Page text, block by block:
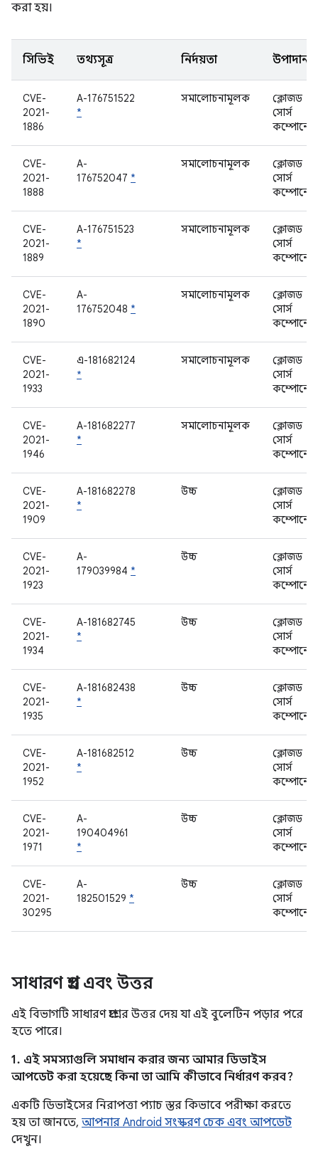
করা হয়।
সিভিই তথ্যসূত্র নির্দয়তা উপাদান
CVE-
2021-
1886
A-176751522
*
সমালোচনামূলক
ক্লোজড
সোর্স
CVE-
2021-
1888
A-
176752047 *
সমালোচনামূলক
ক্লোজড
সোর্স
CVE-
2021-
1889
A-176751523
*
সমালোচনামূলক
ক্লোজড
সোর্স
CVE-
2021-
1890
A-
176752048 *
সমালোচনামূলক
ক্লোজড
সোর্স
CVE-
2021-
1933
এ-181682124
*
সমালোচনামূলক
ক্লোজড
সোর্স
CVE-
2021-
1946
A-181682277
*
সমালোচনামূলক
ক্লোজড
সোর্স
CVE-
2021-
1909
A-181682278
*
উচ্চ
ক্লোজড
সোর্স
CVE-
2021-
1923
A-
179039984 *
উচ্চ
ক্লোজড
সোর্স
CVE-
2021-
1934
A-181682745
*
উচ্চ
ক্লোজড
সোর্স
CVE-
2021-
1935
A-181682438
*
উচ্চ
ক্লোজড
সোর্স
CVE-
2021-
1952
A-181682512
*
উচ্চ
ক্লোজড
সোর্স
CVE-
2021-
1971
A-
190404961
*
উচ্চ
ক্লোজড
সোর্স
CVE-
2021-
30295
A-
182501529 *
উচ্চ
ক্লোজড
সোর্স
সাধারণ প্রশ্ন এবং উত্তর
এই বিভাগটি সাধারণ প্রশ্নের উত্তর দেয় যা এই বুলেটিন পড়ার পরে
হতে পারে।
1. এই সমস্যাগুলি সমাধান করার জন্য আমার ডিভাইস
আপডেট করা হয়েছে কিনা তা আমি কীভাবে নির্ধারণ করব?
একটি ডিভাইসের নিরাপত্তা প্যাচ স্তর কিভাবে পরীক্ষা করতে
হয় তা জানতে, আপনার Android সংস্করণ চেক এবং আপডেট
দেখুন।